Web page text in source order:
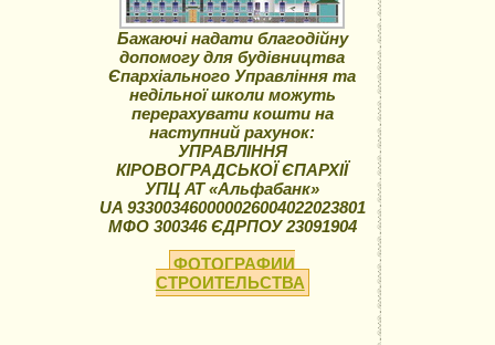
Бажаючі надати благодійну
допомогу для будівництва
Єпархіального Управління та
недільної школи можуть
перерахувати кошти на
наступний рахунок:
УПРАВЛІННЯ
КІРОВОГРАДСЬКОЇ ЄПАРХІЇ
УПЦ АТ «Альфабанк»
UA 933003460000026004022023801
МФО 300346 ЄДРПОУ 23091904
ФОТОГРАФИИ
СТРОИТЕЛЬСТВА